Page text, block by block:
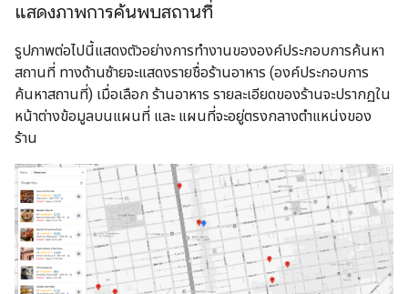
แสดงภาพการค้นพบสถานที่
รูปภาพต่อไปนี้แสดงตัวอย่างการทำงานขององค์ประกอบการค้นหา
สถานที่ ทางด้านซ้ายจะแสดงรายชื่อร้านอาหาร (องค์ประกอบการ
ค้นหาสถานที่) เมื่อเลือก ร้านอาหาร รายละเอียดของร้านจะปรากฏใน
หน้าต่างข้อมูลบนแผนที่ และ แผนที่จะอยู่ตรงกลางตำแหน่งของ
ร้าน